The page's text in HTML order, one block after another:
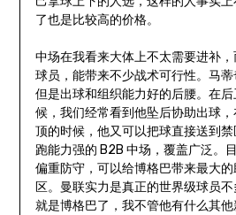
了也是比较高的价格。
中场在我看来大体上不太需要进补
球员，能带来不少战术可行性。马蒂
但是出球和组织能力好的后腰。在
候，我们经常看到他坠后协助出球
顶的时候，他又可以把球直接送到
跑能力强的 B2B 中场，覆盖广泛。
偏重防守，可以给博格巴带来最大
区。曼联实力是真正的世界级球员不
就是博格巴了，我不管他有什么其